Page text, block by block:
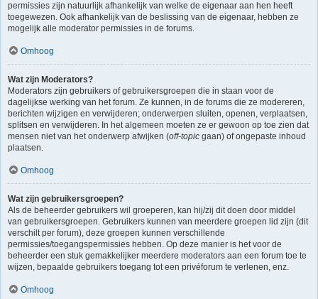
permissies zijn natuurlijk afhankelijk van welke de eigenaar aan hen heeft
toegewezen. Ook afhankelijk van de beslissing van de eigenaar, hebben ze
mogelijk alle moderator permissies in de forums.
Omhoog
Wat zijn Moderators?
Moderators zijn gebruikers of gebruikersgroepen die in staan voor de
dagelijkse werking van het forum. Ze kunnen, in de forums die ze modereren,
berichten wijzigen en verwijderen; onderwerpen sluiten, openen, verplaatsen,
splitsen en verwijderen. In het algemeen moeten ze er gewoon op toe zien dat
mensen niet van het onderwerp afwijken (off-topic gaan) of ongepaste inhoud
plaatsen.
Omhoog
Wat zijn gebruikersgroepen?
Als de beheerder gebruikers wil groeperen, kan hij/zij dit doen door middel
van gebruikersgroepen. Gebruikers kunnen van meerdere groepen lid zijn (dit
verschilt per forum), deze groepen kunnen verschillende
permissies/toegangspermissies hebben. Op deze manier is het voor de
beheerder een stuk gemakkelijker meerdere moderators aan een forum toe te
wijzen, bepaalde gebruikers toegang tot een privéforum te verlenen, enz.
Omhoog